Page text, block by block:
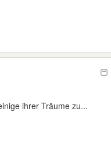
ihrer Träume zu...